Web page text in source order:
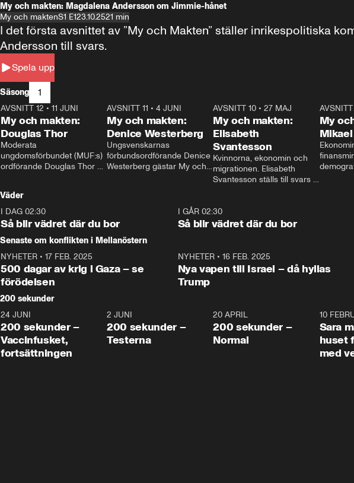
My och makten: Magdalena Andersson om Jimmie-hånet
My och maktenS1 E123.10.2521 min
Spela upp
I det första avsnittet av ”My och Makten” ställer inrikespolitiska
Andersson till svars.
Säsong 1
26:27
AVSNITT 12 • 11 JUNI
My och makten:
Douglas Thor
Moderata
ungdomsförbundet (MUF:s)
ordförande Douglas Thor
tonårsutvisningarna och hur
Moderaterna ska locka
väljare till valet i höst.
23:40
AVSNITT 11 •4 JUNI
My och makten:
Denice Westerberg
Ungsvenskarnas
förbundsordförande Denice
Westerberg gästar My och
AVSNITT 10 •27 MAJ
My och makten:
Elisabeth
Svantesson
Kvinnorna, ekonomin och
migrationen. Elisabeth
Svantesson ställs till svars
My
Väder
I DAG 02:30
Så blir vädret där du bor
I GÅR 02:30
Så blir vädret där du bor
Senaste om konflikten i Mellanöstern
NYHETER • 17 FEB. 2025
500 dagar av krig i Gaza – se
förödelsen
NYHETER• 16 FEB. 2025
Nya vapen till Israel – då hyllas
Trump
200 sekunder
5:00
24 JUNI
200 sekunder –
Vaccinfusket,
fortsättningen
4:23
2 JUNI
200 sekunder –
Testerna
20 APRIL
200 sekunder –
Normal
10
Sara
huset
med